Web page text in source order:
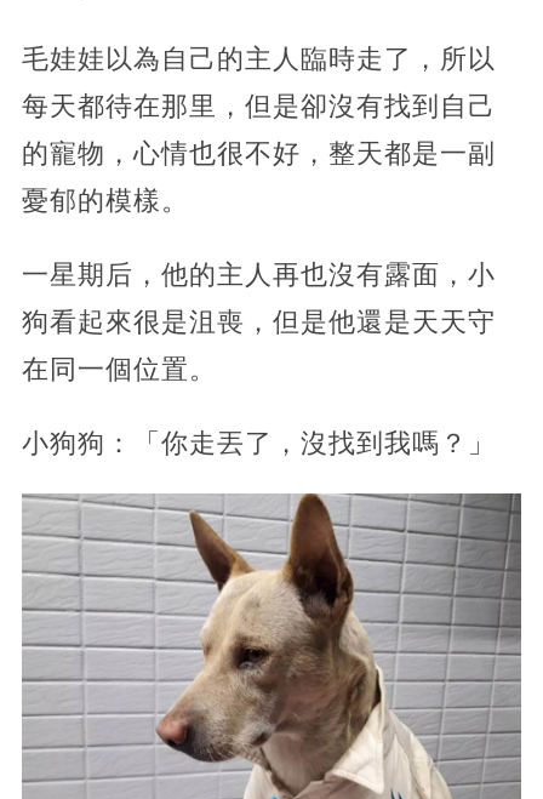
毛娃娃以為自己的主人臨時走了，所以
每天都待在那里，但是卻沒有找到自己
的寵物，心情也很不好，整天都是一副
憂郁的模樣。
一星期后，他的主人再也沒有露面，小
狗看起來很是沮喪，但是他還是天天守
在同一個位置。
小狗狗：「你走丟了，沒找到我嗎？」